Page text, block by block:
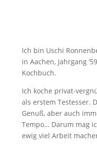
Ich bin Uschi
in Aachen, Jahrgang
Kochbuch.
Ich koche privat-
als erstem Testesser.
Genuß, aber auch
Tempo… Darum mag
ewig viel Arbeit